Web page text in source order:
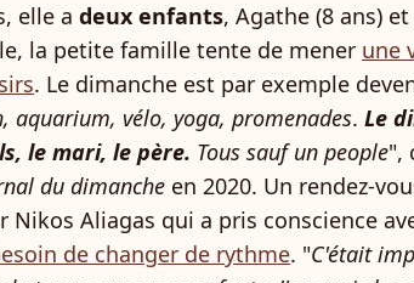
elle a deux enfants, Agathe (8 ans)
la petite famille tente de mener une
. Le dimanche est par exemple
aquarium, vélo, yoga, promenades. Le
le mari, le père. Tous sauf un people",
du dimanche en 2020. Un rendez-
Nikos Aliagas qui a pris conscience
de changer de rythme. "C'était